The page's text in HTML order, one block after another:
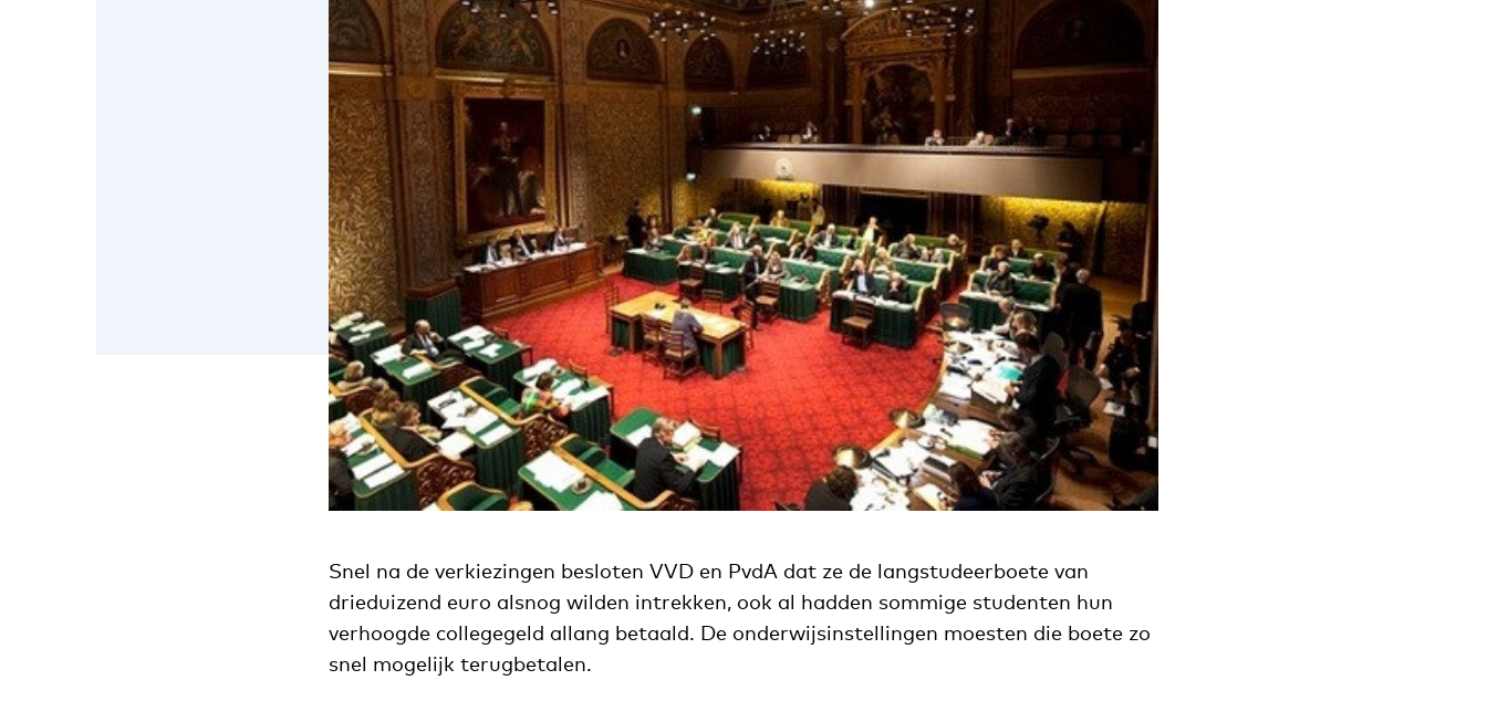
Snel na de verkiezingen besloten VVD en PvdA dat ze de langstudeerboete van
drieduizend euro alsnog wilden intrekken, ook al hadden sommige studenten hun
verhoogde collegegeld allang betaald. De onderwijsinstellingen moesten die boete zo
snel mogelijk terugbetalen.